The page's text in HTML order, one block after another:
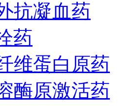
抗凝血药
药
维蛋白原药
酶原激活药